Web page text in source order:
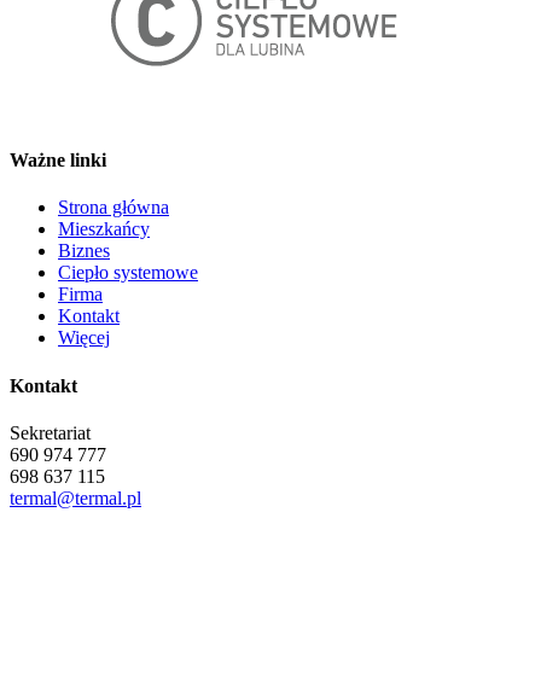
Ważne linki
Strona główna
Mieszkańcy
Biznes
Ciepło systemowe
Firma
Kontakt
Więcej
Kontakt
Sekretariat
690 974 777
698 637 115
termal@termal.pl